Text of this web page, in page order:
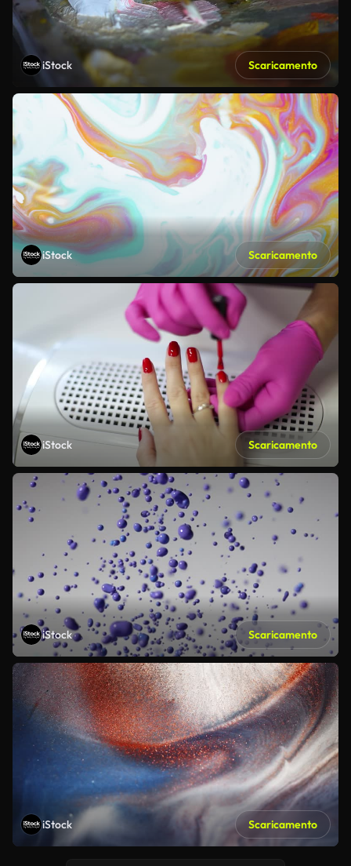
iStock Scaricamento
iStock Scaricamento
iStock Scaricamento
iStock Scaricamento
iStock Scaricamento